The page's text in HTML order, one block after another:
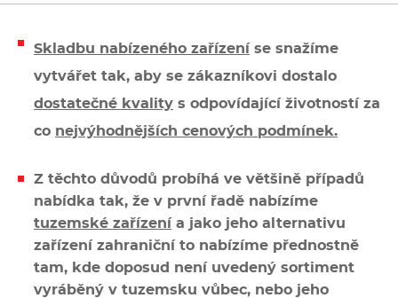
Myčky
Vařiče a výrobníky těstovin
Nástroje
Skladbu nabízeného zařízení se snažíme
vytvářet tak, aby se zákazníkovi dostalo
dostatečné kvality s odpovídající životností za
co nejvýhodnějších cenových podmínek.
Z těchto důvodů probíhá ve většině případů
nabídka tak, že v první řadě nabízíme
tuzemské zařízení a jako jeho alternativu
zařízení zahraniční to nabízíme přednostně
tam, kde doposud není uvedený sortiment
vyráběný v tuzemsku vůbec, nebo jeho